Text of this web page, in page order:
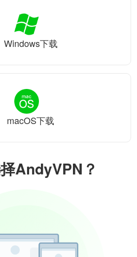
AndyVPN？
Windows下载
macOS下载